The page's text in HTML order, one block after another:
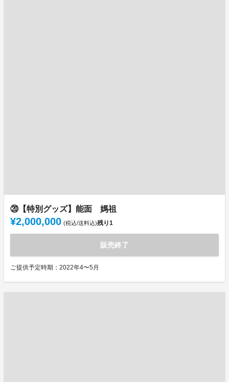
⑳【特別グッズ】能面 媽祖
¥2,000,000 (税込/送料込)残り1
販売終了
ご提供予定時期：2022年4〜5月